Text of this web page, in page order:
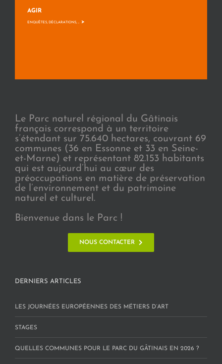
AGIR
ENQUÊTES, DÉCLARATIONS, ... >
Le Parc naturel régional du Gâtinais
français correspond à un territoire
s’étendant sur 75.640 hectares, couvrant 69
communes (36 en Essonne et 33 en Seine-
et-Marne) et représentant 82.153 habitants
qui est aujourd’hui au cœur des
préoccupations en matière de préservation
de l’environnement et du patrimoine
naturel et culturel.
Bienvenue dans le Parc !
NOUS CONTACTER
DERNIERS ARTICLES
LES JOURNÉES EUROPÉENNES DES MÉTIERS D’ART
STAGES
QUELLES COMMUNES POUR LE PARC DU GÂTINAIS EN 2026 ?